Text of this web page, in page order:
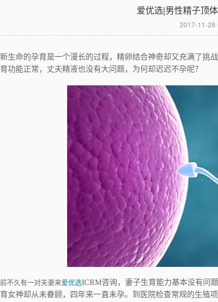
爱优选|男性精子顶
2017-11-28
新生命的孕育是一个漫长的过程，精卵结合神奇却又充满了挑
育功能正常，丈夫精液也没有大问题，为何却迟迟不孕呢？
前不久有一对夫妻来爱优选ICRM咨询，妻子生育能力基本没有问
育女神却从未眷顾，四年来一直未孕。到医院检查常规的生殖